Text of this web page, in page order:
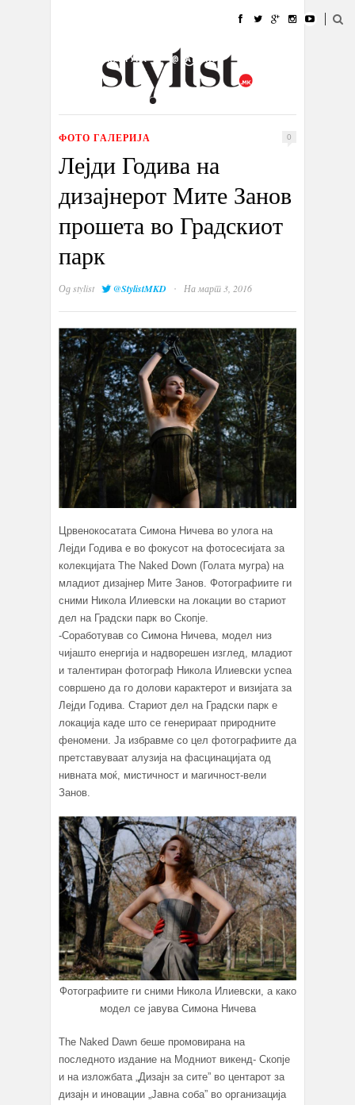
УБАВИНА
КУЛТУРА @РАБОТА
ИЗЛОГ
ФОТО ГАЛЕРИЈА 0
Лејди Годива на
дизајнерот Мите Занов
прошета во Градскиот
парк
Одstylist @StylistMKD · На март 3, 2016
Црвенокосатата Симона Ничева во улога на
Лејди Годива е во фокусот на фотосесијата за
колекцијата The Naked Down (Голата мугра) на
младиот дизајнер Мите Занов. Фотографиите ги
сними Никола Илиевски на локации во стариот
дел на Градски парк во Скопје.
-Соработував со Симона Ничева, модел низ
чијашто енергија и надворешен изглед, младиот
и талентиран фотограф Никола Илиевски успеа
совршено да го долови карактерот и визијата за
Лејди Годива. Стариот дел на Градски парк е
локација каде што се генерираат природните
феномени. Ја избравме со цел фотографиите да
претставуваат алузија на фасцинацијата од
нивната моќ, мистичност и магичност-вели
Занов.
Фотографиите ги сними Никола Илиевски, а како
модел се јавува Симона Ничева
The Naked Dawn беше промовирана на
последното издание на Модниот викенд- Скопје
и на изложбата „Дизајн за сите” во центарот за
дизајн и иновации „Јавна соба” во организација